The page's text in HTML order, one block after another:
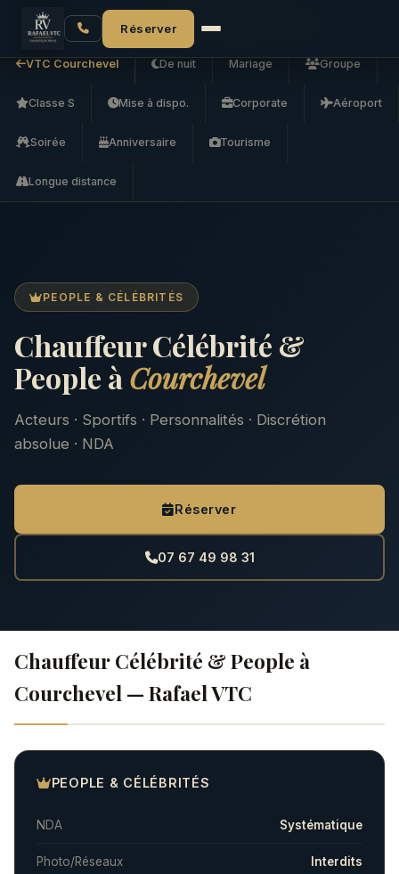
Réserver
Accueil VTC Courchevel
VTC Courchevel De nuit Mariage Groupe
Classe S Mise à dispo. Corporate Aéroport
Soirée Anniversaire Tourisme
Longue distance
PEOPLE & CÉLÉBRITÉS
Chauffeur Célébrité &
People àCourchevel
Acteurs · Sportifs · Personnalités · Discrétion
absolue · NDA
Réserver
07 67 49 98 31
Chauffeur Célébrité & People à
Courchevel — Rafael VTC
PEOPLE & CÉLÉBRITÉS
NDA Systématique
Photo/Réseaux Interdits